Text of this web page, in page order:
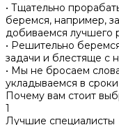
• Тщательно
беремся, например,
добиваемся лучшего
• Решительно
задачи и блестяще с
• Мы не бросаем
укладываемся в
Почему вам стоит
1
Лучшие специалисты